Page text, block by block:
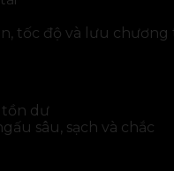
tốc độ và lưu
tồn dư
sâu, sạch và chắc